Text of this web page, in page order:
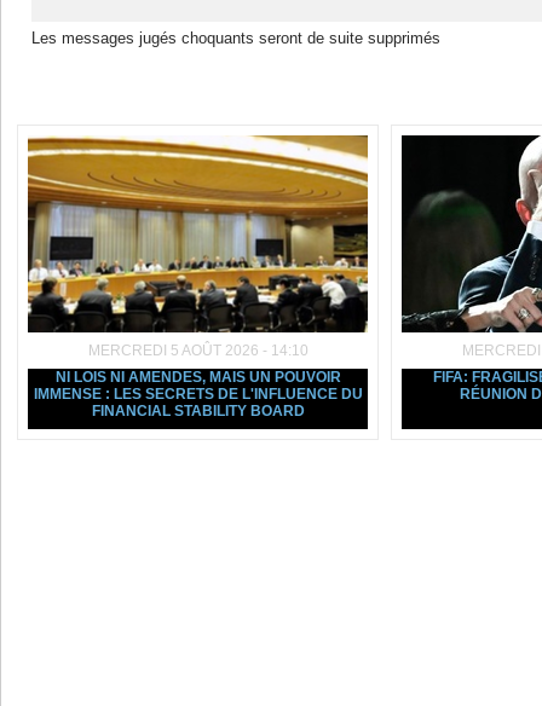
Les messages jugés choquants seront de suite supprimés
MERCREDI 5 AOÛT 2026 - 14:10
NI LOIS NI AMENDES, MAIS UN POUVOIR
IMMENSE : LES SECRETS DE L'INFLUENCE DU
FINANCIAL STABILITY BOARD
FIFA:
RÉUNION